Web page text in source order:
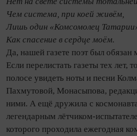
Чем система, при коей живём,
Лишь один «Комсомолец
Как спасение в сердце моём.
Да, нашей газете поэт был обязан
Если перелистать газеты тех лет,
полосе увидеть ноты и песни
Пахмутовой, Монасыпова,
ними. А ещё дружила с
легендарным лётчиком-
которого проходила ежегодная